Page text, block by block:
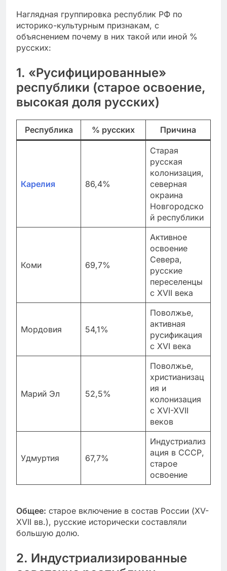
Наглядная группировка республик РФ по
историко-культурным признакам, с
объяснением почему в них такой или иной %
русских:
1. «Русифицированные»
республики (старое освоение,
высокая доля русских)
Республика % русских Причина
Карелия 86,4%
Старая
русская
колонизация,
северная
окраина
Новгородско
й республики
Коми 69,7%
Активное
освоение
Севера,
русские
переселенцы
с XVII века
Мордовия 54,1%
Поволжье,
активная
русификация
с XVI века
Марий Эл 52,5%
Поволжье,
христианизац
ия и
колонизация
с XVI-XVII
веков
Удмуртия 67,7%
Индустриализ
ация в СССР,
старое
освоение
Общее: старое включение в состав России (XV-
XVII вв.), русские исторически составляли
большую долю.
2. Индустриализированные